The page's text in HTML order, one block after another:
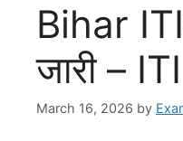
Bihar
जारी –
March 16, 2026 by